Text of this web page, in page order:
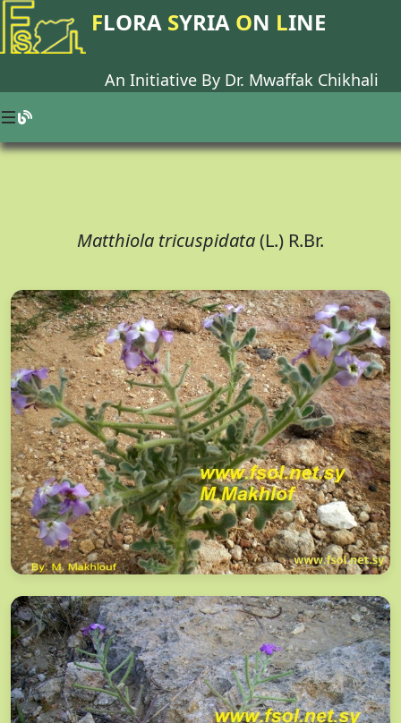
FLORA SYRIA ON LINE
An Initiative By Dr. Mwaffak Chikhali
Matthiola tricuspidata(L.) R.Br.